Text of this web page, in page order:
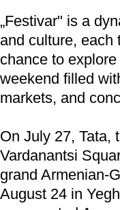
„Festivar" is a
and culture, each
chance to
weekend filled
markets, and
On July 27, Tata,
Vardanantsi
grand Armenian-
August 24 in